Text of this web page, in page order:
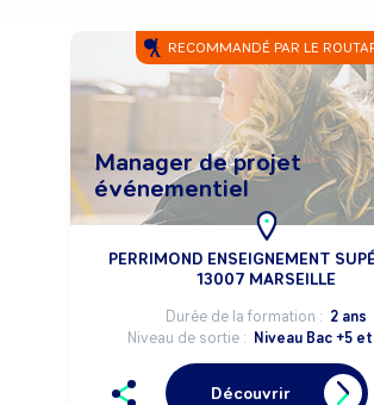
RECOMMANDÉ PAR LE
Manager de projet
événementiel
PERRIMOND ENSEIGNEMENT
13007 MARSEILLE
Durée de la formation : 2 ans
Niveau de sortie : Niveau Bac +5
Découvrir